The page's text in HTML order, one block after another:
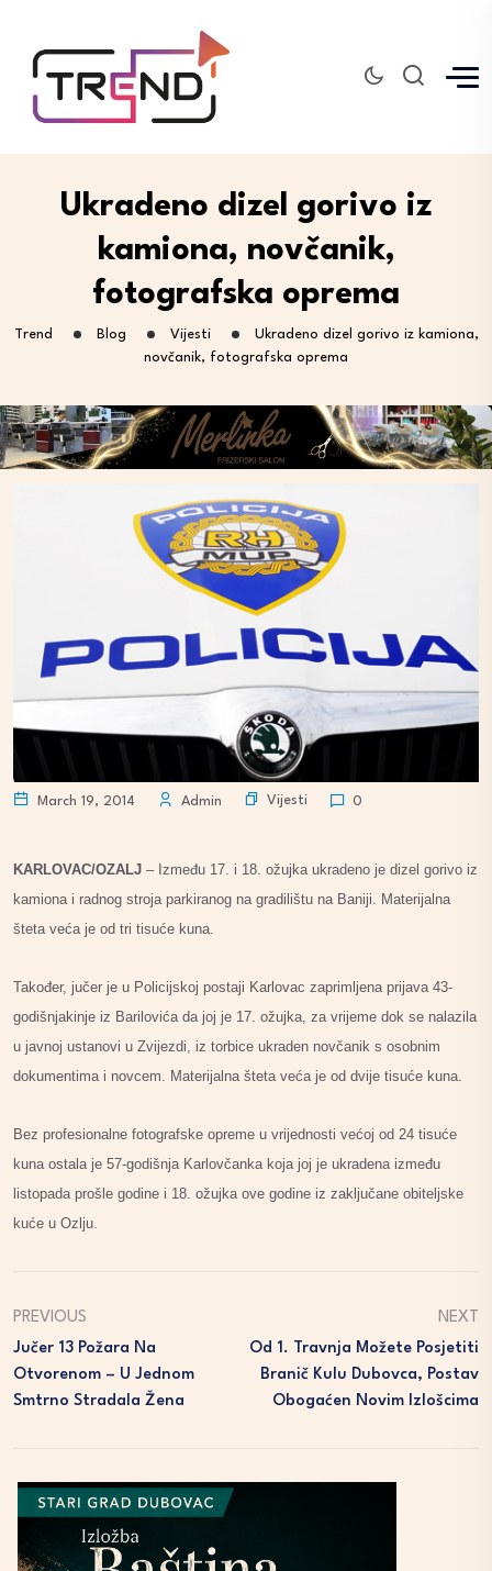
Ukradeno dizel gorivo iz
kamiona, novčanik,
fotografska oprema
Trend Blog Vijesti
Ukradeno dizel gorivo iz kamiona,
novčanik, fotografska oprema
March 19, 2014 Admin Vijesti 0
KARLOVAC/OZALJ – Između 17. i 18. ožujka ukradeno je dizel gorivo iz
kamiona i radnog stroja parkiranog na gradilištu na Baniji. Materijalna
šteta veća je od tri tisuće kuna.
Također, jučer je u Policijskoj postaji Karlovac zaprimljena prijava 43-
godišnjakinje iz Barilovića da joj je 17. ožujka, za vrijeme dok se nalazila
u javnoj ustanovi u Zvijezdi, iz torbice ukraden novčanik s osobnim
dokumentima i novcem. Materijalna šteta veća je od dvije tisuće kuna.
Bez profesionalne fotografske opreme u vrijednosti većoj od 24 tisuće
kuna ostala je 57-godišnja Karlovčanka koja joj je ukradena između
listopada prošle godine i 18. ožujka ove godine iz zaključane obiteljske
kuće u Ozlju.
PREVIOUS
Jučer 13 Požara Na
Otvorenom – U Jednom
Smtrno Stradala Žena
NEXT
Od 1. Travnja Možete Posjetiti
Branič Kulu Dubovca, Postav
Obogaćen Novim Izlošcima